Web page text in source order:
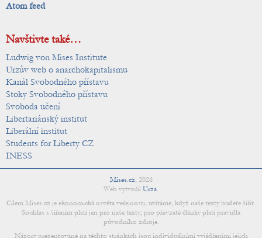
Atom feed
Navštivte také…
Ludwig von Mises Institute
Urzův web o anarchokapitalismu
Kanál Svobodného přístavu
Stoky Svobodného přístavu
Svoboda učení
Libertariánský institut
Liberální institut
Students for Liberty CZ
INESS
Mises.cz, 2026
Web vytvořil Urza.
Cílem Mises.cz je ekonomická osvěta veřejnosti; uvítáme, když naše texty budete šířit.
Souhlas s šířením platí jen pro naše texty; pro převzaté články platí pravidla
původního zdroje.
Názory prezentované na těchto stránkách jsou individuálními vyjádřeními jejich